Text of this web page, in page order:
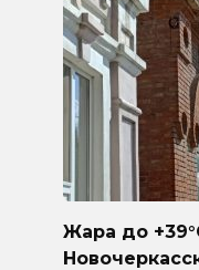
Жара до